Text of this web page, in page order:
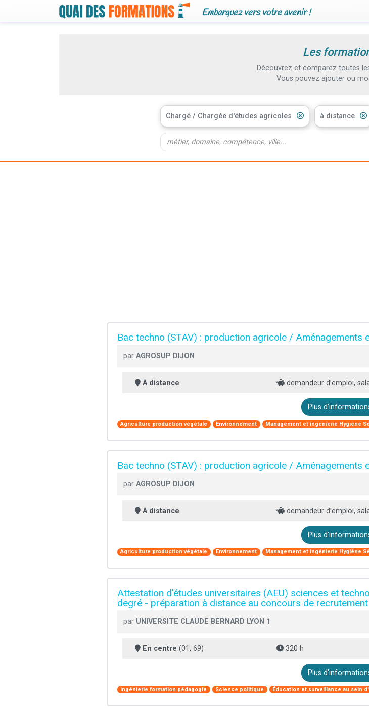
Embarquez vers votre avenir !
Les
Découvrez et comparez toutes
Vous pouvez ajouter ou
Chargé / Chargée d'études agricoles à distance
Bac techno (STAV) : production agricole / Aménagements
par AGROSUP DIJON
À distance demandeur d’emploi,
Plus
Agriculture production végétale Environnement Management et ingénierie Hygiène
Bac techno (STAV) : production agricole / Aménagements
par AGROSUP DIJON
À distance demandeur d’emploi,
Plus
Agriculture production végétale Environnement Management et ingénierie Hygiène
Attestation d'études universitaires (AEU) sciences et
degré - préparation à distance au concours de
par UNIVERSITE CLAUDE BERNARD LYON 1
En centre (01, 69) 320 h
Plus
Ingénierie formation pédagogie Science politique Éducation et surveillance au sein